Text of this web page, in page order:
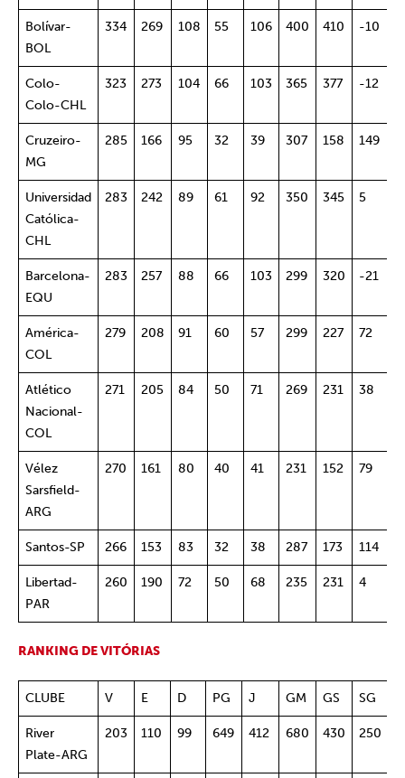
Bolívar-
BOL
334 269 108 55 106 400 410 -10
Colo-
Colo-CHL
323 273 104 66 103 365 377 -12
Cruzeiro-
MG
285 166 95 32 39 307 158 149
Universidad
Católica-
CHL
283 242 89 61 92 350 345 5
Barcelona-
EQU
283 257 88 66 103 299 320 -21
América-
COL
279 208 91 60 57 299 227 72
Atlético
Nacional-
COL
271 205 84 50 71 269 231 38
Vélez
Sarsfield-
ARG
270 161 80 40 41 231 152 79
Santos-SP 266 153 83 32 38 287 173 114
Libertad-
PAR
260 190 72 50 68 235 231 4
RANKING DE VITÓRIAS
CLUBE V E D PG J GM GS SG
River
Plate-ARG
203 110 99 649 412 680 430 250